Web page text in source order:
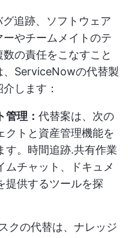
追跡、ソフトウェア
やチームメイトのテ
の責任をこなすこと
、ServiceNowの代替製
します：
管理： 代替案は、次の
クトと資産管理機能を
。 時間追跡.共有作業
ムチャット、ドキュメ
提供するツールを探
クの代替は、ナレッジ